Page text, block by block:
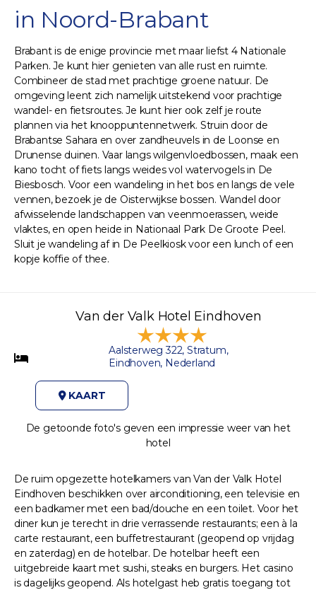
in Noord-Brabant
Brabant is de enige provincie met maar liefst 4 Nationale
Parken. Je kunt hier genieten van alle rust en ruimte.
Combineer de stad met prachtige groene natuur. De
omgeving leent zich namelijk uitstekend voor prachtige
wandel- en fietsroutes. Je kunt hier ook zelf je route
plannen via het knooppuntennetwerk. Struin door de
Brabantse Sahara en over zandheuvels in de Loonse en
Drunense duinen. Vaar langs wilgenvloedbossen, maak een
kano tocht of fiets langs weides vol watervogels in De
Biesbosch. Voor een wandeling in het bos en langs de vele
vennen, bezoek je de Oisterwijkse bossen. Wandel door
afwisselende landschappen van veenmoerassen, weide
vlaktes, en open heide in Nationaal Park De Groote Peel.
Sluit je wandeling af in De Peelkiosk voor een lunch of een
kopje koffie of thee.
Van der Valk Hotel Eindhoven
Aalsterweg 322, Stratum,
Eindhoven, Nederland
KAART
De getoonde foto's geven een impressie weer van het
hotel
De ruim opgezette hotelkamers van Van der Valk Hotel
Eindhoven beschikken over airconditioning, een televisie en
een badkamer met een bad/douche en een toilet. Voor het
diner kun je terecht in drie verrassende restaurants; een à la
carte restaurant, een buffetrestaurant (geopend op vrijdag
en zaterdag) en de hotelbar. De hotelbar heeft een
uitgebreide kaart met sushi, steaks en burgers. Het casino
is dagelijks geopend. Als hotelgast heb gratis toegang tot